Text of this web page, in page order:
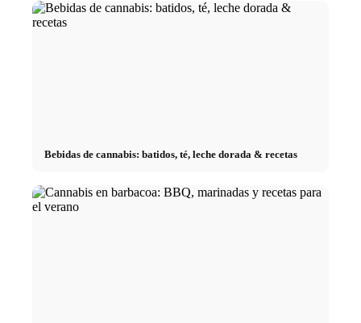
Bebidas de cannabis: batidos, té, leche dorada & recetas